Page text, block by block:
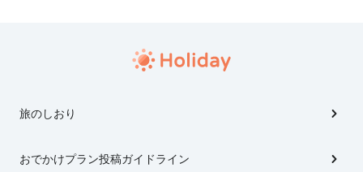
旅のしおり
おでかけプラン投稿ガイドライン